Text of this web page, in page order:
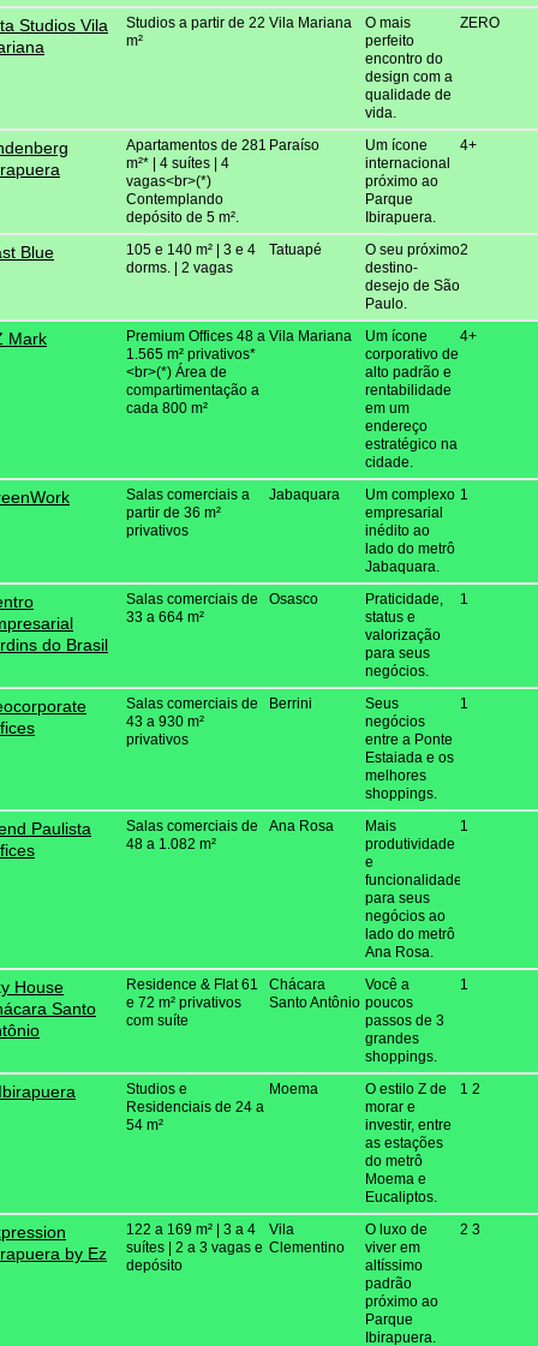
Studios Vila
Studios a partir de 22
m²
Vila Mariana
O mais
perfeito
encontro do
design com a
qualidade de
vida.
ZERO
Apartamentos de 281
m²* | 4 suítes | 4
vagas<br>(*)
Contemplando
depósito de 5 m².
Paraíso
Um ícone
internacional
próximo ao
Parque
Ibirapuera.
4+
Blue
105 e 140 m² | 3 e 4
dorms. | 2 vagas
Tatuapé
O seu próximo
destino-
desejo de São
Paulo.
2
Mark
Premium Offices 48 a
1.565 m² privativos*
<br>(*) Área de
compartimentação a
cada 800 m²
Vila Mariana
Um ícone
corporativo de
alto padrão e
rentabilidade
em um
endereço
estratégico na
cidade.
4+
Salas comerciais a
partir de 36 m²
privativos
Jabaquara
Um complexo
empresarial
inédito ao
lado do metrô
Jabaquara.
1
do Brasil
Salas comerciais de
33 a 664 m²
Osasco
Praticidade,
status e
valorização
para seus
negócios.
1
Salas comerciais de
43 a 930 m²
privativos
Berrini
Seus
negócios
entre a Ponte
Estaiada e os
melhores
shoppings.
1
Paulista
Salas comerciais de
48 a 1.082 m²
Ana Rosa
Mais
produtividade
e
funcionalidade
para seus
negócios ao
lado do metrô
Ana Rosa.
1
House
Santo
Residence & Flat 61
e 72 m² privativos
com suíte
Chácara
Santo Antônio
Você a
poucos
passos de 3
grandes
shoppings.
1
Studios e
Residenciais de 24 a
54 m²
Moema
O estilo Z de
morar e
investir, entre
as estações
do metrô
Moema e
Eucaliptos.
1 2
by Ez
122 a 169 m² | 3 a 4
suítes | 2 a 3 vagas e
depósito
Vila
Clementino
O luxo de
viver em
altíssimo
padrão
próximo ao
Parque
Ibirapuera.
2 3